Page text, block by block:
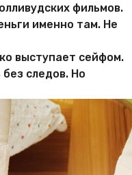
фильмов.
именно там. Не
выступает сейфом.
следов. Но